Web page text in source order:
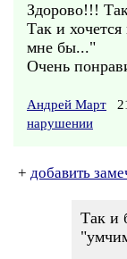
Здорово!!!
Так и хочется
мне бы..."
Очень
Андрей Март
нарушении
+ добавить
Так и